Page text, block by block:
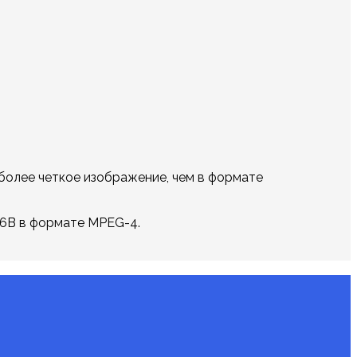
четкое изображение, чем в формате
в формате MPEG-4.